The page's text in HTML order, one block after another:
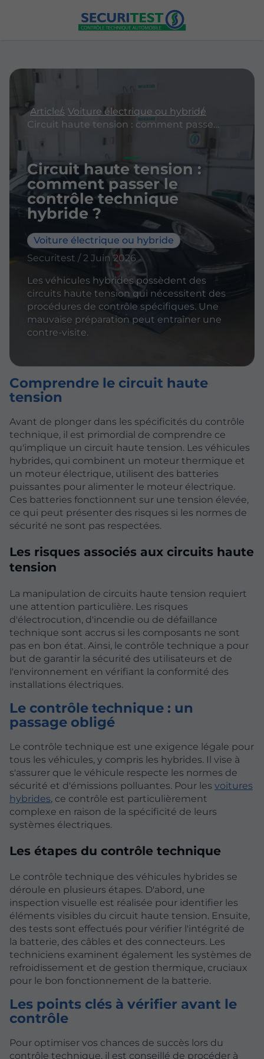
Articles Voiture électrique ou hybride
Circuit haute tension : comment passer le contrôle technique hybride ?
Circuit haute tension :
comment passer le
contrôle technique
hybride ?
Voiture électrique ou hybride
Securitest / 2 Juin 2026
Les véhicules hybrides possèdent des
circuits haute tension qui nécessitent des
procédures de contrôle spécifiques. Une
mauvaise préparation peut entraîner une
contre-visite.
Comprendre le circuit haute
tension
Avant de plonger dans les spécificités du contrôle
technique, il est primordial de comprendre ce
qu'implique un circuit haute tension. Les véhicules
hybrides, qui combinent un moteur thermique et
un moteur électrique, utilisent des batteries
puissantes pour alimenter le moteur électrique.
Ces batteries fonctionnent sur une tension élevée,
ce qui peut présenter des risques si les normes de
sécurité ne sont pas respectées.
Les risques associés aux circuits haute
tension
La manipulation de circuits haute tension requiert
une attention particulière. Les risques
d'électrocution, d'incendie ou de défaillance
technique sont accrus si les composants ne sont
pas en bon état. Ainsi, le contrôle technique a pour
but de garantir la sécurité des utilisateurs et de
l'environnement en vérifiant la conformité des
installations électriques.
Le contrôle technique : un
passage obligé
Le contrôle technique est une exigence légale pour
tous les véhicules, y compris les hybrides. Il vise à
s'assurer que le véhicule respecte les normes de
sécurité et d'émissions polluantes. Pour les voitures
hybrides, ce contrôle est particulièrement
complexe en raison de la spécificité de leurs
systèmes électriques.
Les étapes du contrôle technique
Le contrôle technique des véhicules hybrides se
déroule en plusieurs étapes. D'abord, une
inspection visuelle est réalisée pour identifier les
éléments visibles du circuit haute tension. Ensuite,
des tests sont effectués pour vérifier l'intégrité de
la batterie, des câbles et des connecteurs. Les
techniciens examinent également les systèmes de
refroidissement et de gestion thermique, cruciaux
pour le bon fonctionnement de la batterie.
Les points clés à vérifier avant le
contrôle
Pour optimiser vos chances de succès lors du
contrôle technique, il est conseillé de procéder à